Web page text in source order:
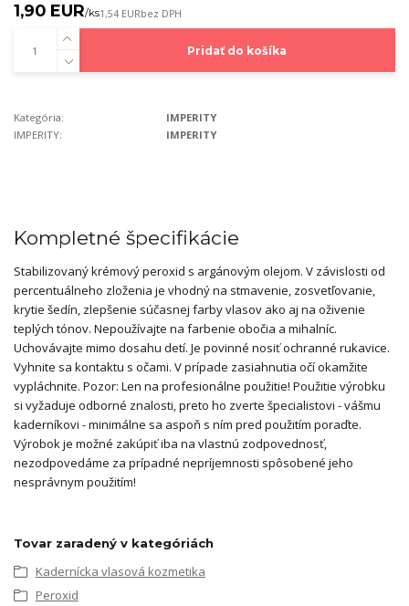
1,90 EUR/ks1,54 EURbez DPH
Pridať do košíka
Kategória:
IMPERITY
IMPERITY:
IMPERITY
Kompletné špecifikácie
Stabilizovaný krémový peroxid s argánovým olejom. V závislosti od
percentuálneho zloženia je vhodný na stmavenie, zosvetľovanie,
krytie šedín, zlepšenie súčasnej farby vlasov ako aj na oživenie
teplých tónov. Nepoužívajte na farbenie obočia a mihalníc.
Uchovávajte mimo dosahu detí. Je povinné nosiť ochranné rukavice.
Vyhnite sa kontaktu s očami. V prípade zasiahnutia očí okamžite
vypláchnite. Pozor: Len na profesionálne použitie! Použitie výrobku
si vyžaduje odborné znalosti, preto ho zverte špecialistovi - vášmu
kaderníkovi - minimálne sa aspoň s ním pred použitím poraďte.
Výrobok je možné zakúpiť iba na vlastnú zodpovednosť,
nezodpovedáme za prípadné nepríjemnosti spôsobené jeho
nesprávnym použitím!
Tovar zaradený v kategóriách
Kadernícka vlasová kozmetika
Peroxid